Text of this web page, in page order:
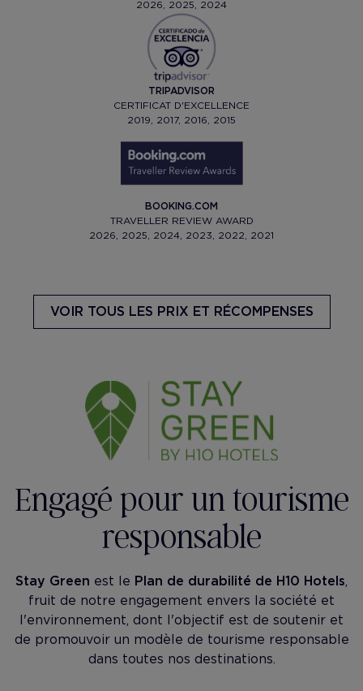
2026, 2025, 2024
TRIPADVISOR
CERTIFICAT D'EXCELLENCE
2019, 2017, 2016, 2015
BOOKING.COM
TRAVELLER REVIEW AWARD
2026, 2025, 2024, 2023, 2022, 2021
VOIR TOUS LES PRIX ET RÉCOMPENSES
Engagé pour un tourisme
responsable
Stay Green est le Plan de durabilité de H10 Hotels,
fruit de notre engagement envers la société et
l'environnement, dont l'objectif est de soutenir et
de promouvoir un modèle de tourisme responsable
dans toutes nos destinations.